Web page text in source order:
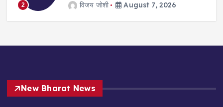
2 विजय जोशी August 7, 2026
New Bharat News